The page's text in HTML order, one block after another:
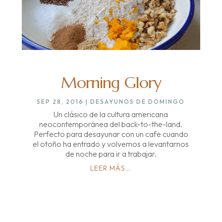
Morning Glory
SEP 28, 2016 |DESAYUNOS DE DOMINGO
Un clásico de la cultura americana
neocontemporánea del back-to-the-land.
Perfecto para desayunar con un cafe cuando
el otoño ha entrado y volvemos a levantarnos
de noche para ir a trabajar.
LEER MÁS...